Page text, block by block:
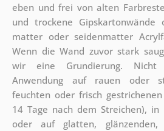
eben und frei von alten
und trockene
matter oder seidenmatter
Wenn die Wand zuvor stark
wir eine Grundierung.
Anwendung auf rauen oder
feuchten oder frisch
14 Tage nach dem Streichen),
oder auf glatten,